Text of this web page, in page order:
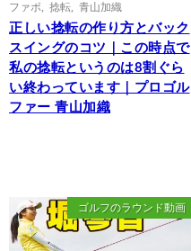
ファボ
捻転 青山加織
正しい捻転の作り方とバック
スイングのコツ｜この時点で
私の捻転というのは8割ぐら
い終わっています｜プロゴル
ファー 青山加織
ゴルフのラウンド動画